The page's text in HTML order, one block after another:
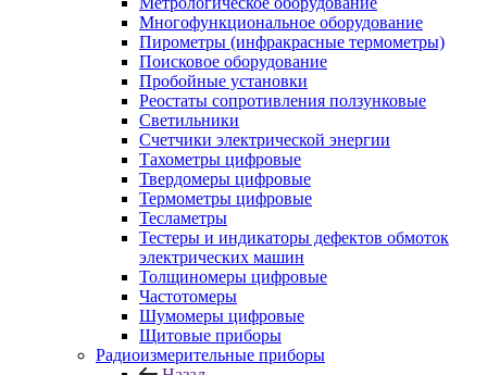
Многофункциональное оборудование
Пирометры (инфракрасные термометры)
Поисковое оборудование
Пробойные установки
Реостаты сопротивления ползунковые
Светильники
Счетчики электрической энергии
Тахометры цифровые
Твердомеры цифровые
Термометры цифровые
Тесламетры
Тестеры и индикаторы дефектов обмоток
электрических машин
Толщиномеры цифровые
Частотомеры
Шумомеры цифровые
Щитовые приборы
Радиоизмерительные приборы